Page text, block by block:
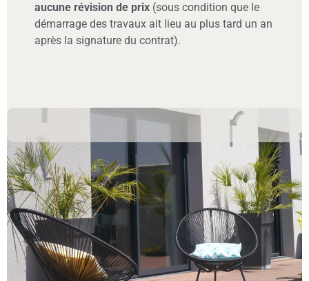
aucune révision de prix (sous condition que le
démarrage des travaux ait lieu au plus tard un an
après la signature du contrat).